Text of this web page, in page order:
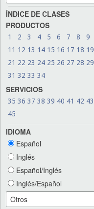
ÍNDICE DE CLASES
PRODUCTOS
1 2 3 4 5 6 7 8 9
11 12 13 14 15 16 17 18 19
21 22 23 24 25 26 27 28 29
31 32 33 34
SERVICIOS
35 36 37 38 39 40 41 42 43
45
IDIOMA
Español
Inglés
Español/Inglés
Inglés/Español